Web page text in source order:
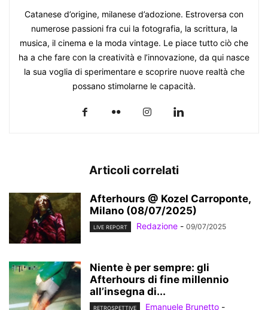
Catanese d’origine, milanese d’adozione. Estroversa con
numerose passioni fra cui la fotografia, la scrittura, la
musica, il cinema e la moda vintage. Le piace tutto ciò che
ha a che fare con la creatività e l’innovazione, da qui nasce
la sua voglia di sperimentare e scoprire nuove realtà che
possano stimolarne le capacità.
Articoli correlati
Afterhours @ Kozel Carroponte,
Milano (08/07/2025)
LIVE REPORT Redazione - 09/07/2025
Niente è per sempre: gli
Afterhours di fine millennio
all’insegna di...
RETROSPETTIVE Emanuele Brunetto -